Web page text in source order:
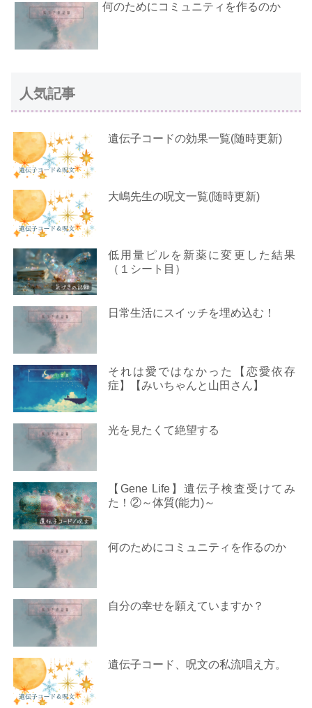
何のためにコミュニティを作るのか
人気記事
遺伝子コードの効果一覧(随時更新)
大嶋先生の呪文一覧(随時更新)
低用量ピルを新薬に変更した結果
（１シート目）
日常生活にスイッチを埋め込む！
それは愛ではなかった【恋愛依存
症】【みいちゃんと山田さん】
光を見たくて絶望する
【Gene Life】遺伝子検査受けてみ
た！②～体質(能力)～
何のためにコミュニティを作るのか
自分の幸せを願えていますか？
遺伝子コード、呪文の私流唱え方。